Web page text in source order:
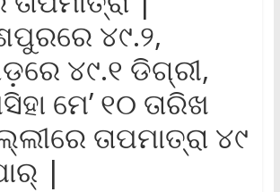
୪୯.୨,
୪୯.୧ ଡିଗ୍ରୀ,
ମେ’ ୧୦ ତାରିଖ
ତାପମାତ୍ରା ୪୯
|